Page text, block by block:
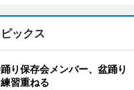
ックス
り保存会メンバー、盆踊り
習重ねる